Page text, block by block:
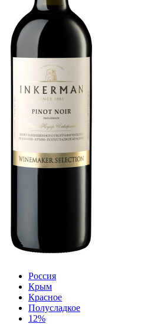
Россия
Крым
Красное
Полусладкое
12%